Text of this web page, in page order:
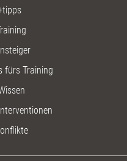
fürs Training